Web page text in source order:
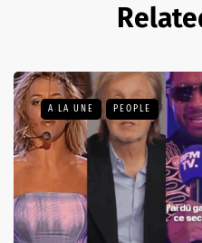
A LA UNE PEOPLE